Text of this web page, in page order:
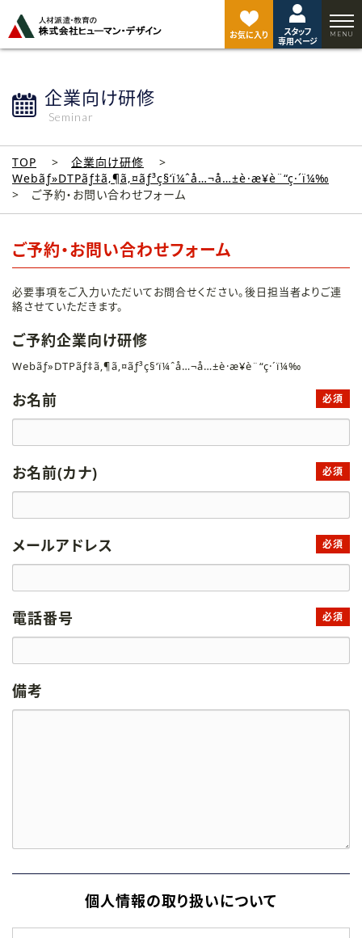
お気に入り
スタッフ
専用ページ
企業向け研修
Seminar
TOP
企業向け研修
Webãƒ»DTPãƒ‡ã‚¶ã‚¤ãƒ³ç§‘ï¼ˆå…¬å…±è·æ¥­è¨“ç·´ï¼‰
ご予約・お問い合わせフォーム
ご予約・お問い合わせフォーム
必要事項をご入力いただいてお問合せください。後日担当者よりご連
絡させていただきます。
ご予約企業向け研修
Webãƒ»DTPãƒ‡ã‚¶ã‚¤ãƒ³ç§‘ï¼ˆå…¬å…±è·æ¥­è¨“ç·´ï¼‰
お名前 必須
お名前(カナ) 必須
メールアドレス 必須
電話番号 必須
備考
個人情報の取り扱いについて
ジ
ト